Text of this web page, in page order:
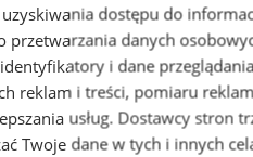
dostępu do
przetwarzania danych
i dane
reklam i treści, pomiaru
usług. Dostawcy stron
Twoje dane w tych i innych